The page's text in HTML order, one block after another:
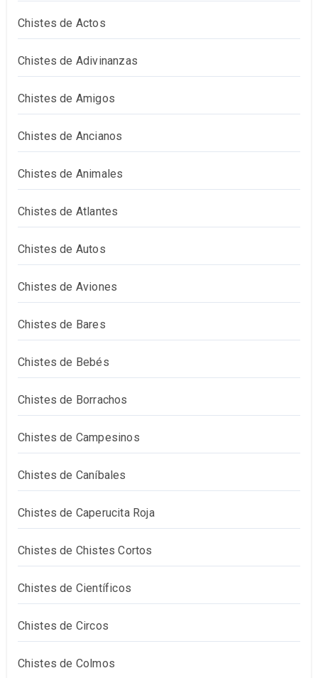
Chistes de Actos
Chistes de Adivinanzas
Chistes de Amigos
Chistes de Ancianos
Chistes de Animales
Chistes de Atlantes
Chistes de Autos
Chistes de Aviones
Chistes de Bares
Chistes de Bebés
Chistes de Borrachos
Chistes de Campesinos
Chistes de Caníbales
Chistes de Caperucita Roja
Chistes de Chistes Cortos
Chistes de Científicos
Chistes de Circos
Chistes de Colmos